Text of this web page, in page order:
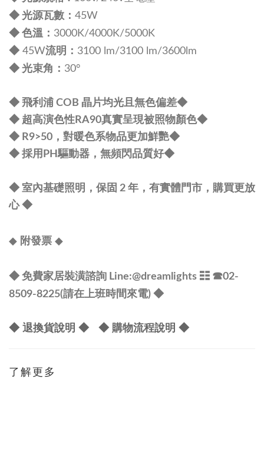
◆ 光源瓦數 ： 45W
◆ 色溫 ： 3000K/4000K/5000K
◆ 45W流明 ： 3100 lm/3100 lm/3600lm
◆ 光束角 ： 30°
◆ 飛利浦 COB 晶片均光且無色偏差◆
◆ 超高演色性RA90真實呈現被照物顏色◆
◆ R9>50，對暖色系物品更加鮮艷◆
◆ 採用PH驅動器，無頻閃品質好◆
◆ 室內基礎照明，保固 2 年，有實體門市，購買更放
心◆
◆ 附發票◆
◆ 免費家居裝潢諮詢 Line:@dreamlights ☷ ☎02-
8509-8225(請在上班時間來電) ◆
◆ 退換貨說明 ◆ ◆ 購物流程說明 ◆
了解更多